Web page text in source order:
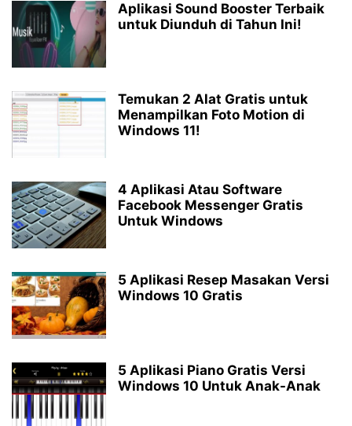
Aplikasi Sound Booster Terbaik
untuk Diunduh di Tahun Ini!
Temukan 2 Alat Gratis untuk
Menampilkan Foto Motion di
Windows 11!
4 Aplikasi Atau Software
Facebook Messenger Gratis
Untuk Windows
5 Aplikasi Resep Masakan Versi
Windows 10 Gratis
5 Aplikasi Piano Gratis Versi
Windows 10 Untuk Anak-Anak